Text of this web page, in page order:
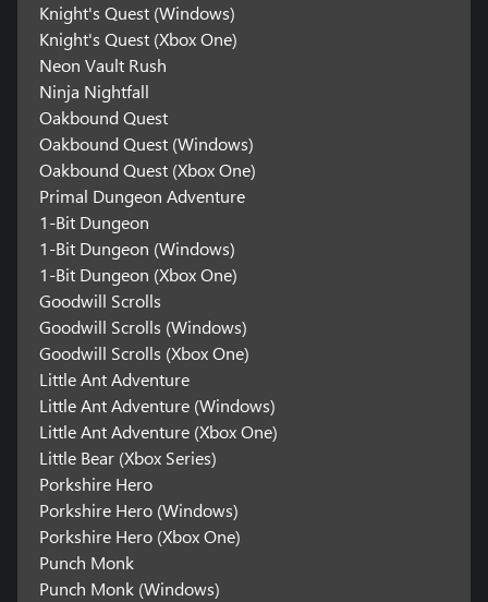
Knight's Quest (Windows)
Knight's Quest (Xbox One)
Neon Vault Rush
Ninja Nightfall
Oakbound Quest
Oakbound Quest (Windows)
Oakbound Quest (Xbox One)
Primal Dungeon Adventure
1-Bit Dungeon
1-Bit Dungeon (Windows)
1-Bit Dungeon (Xbox One)
Goodwill Scrolls
Goodwill Scrolls (Windows)
Goodwill Scrolls (Xbox One)
Little Ant Adventure
Little Ant Adventure (Windows)
Little Ant Adventure (Xbox One)
Little Bear (Xbox Series)
Porkshire Hero
Porkshire Hero (Windows)
Porkshire Hero (Xbox One)
Punch Monk
Punch Monk (Windows)